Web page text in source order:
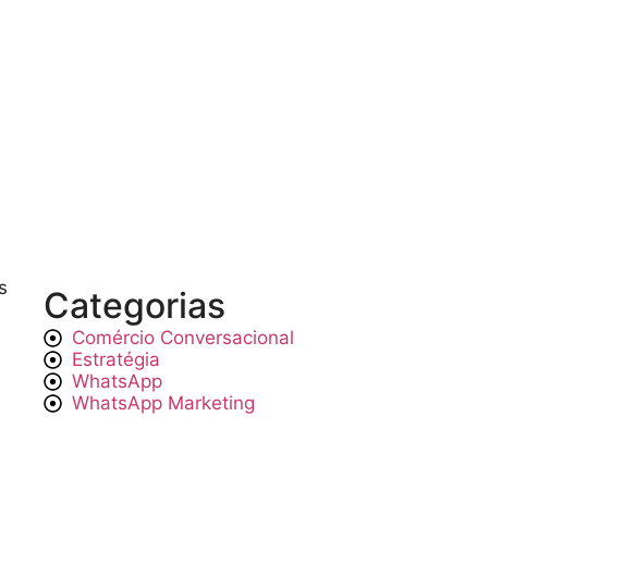
Categorias
Comércio Conversacional
Estratégia
WhatsApp
WhatsApp Marketing